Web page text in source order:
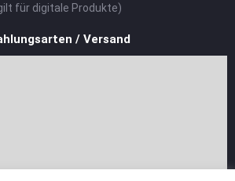
für digitale Produkte)
/ Versand